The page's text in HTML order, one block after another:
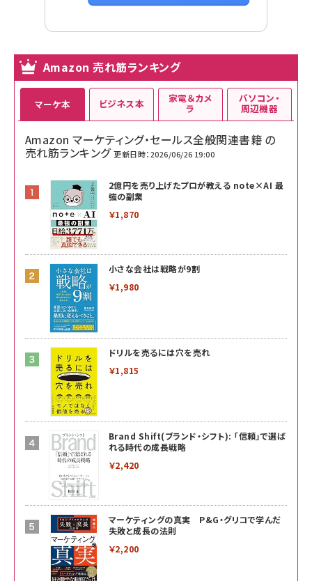
Amazon 売れ筋ランキング
マーケ本
Amazon マーケティング・セールス全般関連書籍 の
売れ筋ランキング 更新日時：2026/06/26 19:00
2億円を売り上げたプロが教える note×AI 最
強の副業
￥1,870
小さな会社は戦略が9割
￥1,980
ドリルを売るには穴を売れ
￥1,815
Brand Shift(ブランド・シフト): 「信頼」で選ば
れる時代の成長戦略
￥2,420
マーケティングの真実 P&G・グリコで学んだ
失敗と成長の法則
￥2,200
ビジネス本 家電＆カメ
ラ
パソコン・
周辺機器